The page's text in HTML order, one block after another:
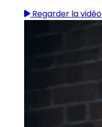
Regarder la vidéo